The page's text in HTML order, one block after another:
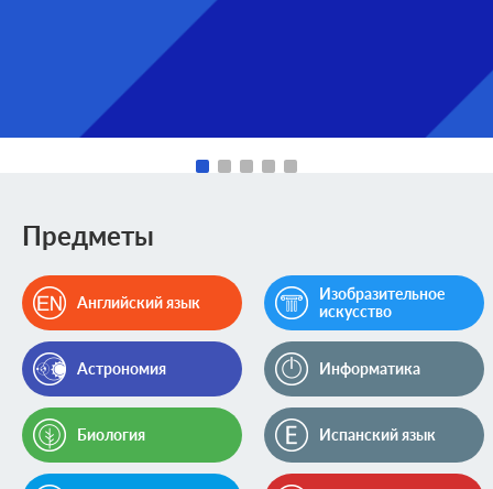
Предметы
Английский язык
Астрономия
Биология
Изобразительное
искусство
Информатика
Испанский язык